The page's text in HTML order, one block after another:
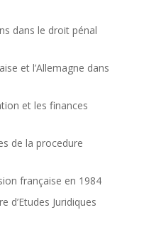
dans le droit pénal
et l’Allemagne dans
et les finances
de la procedure
française en 1984
d’Etudes Juridiques